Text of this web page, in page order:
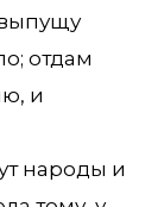
отдам
и
народы и